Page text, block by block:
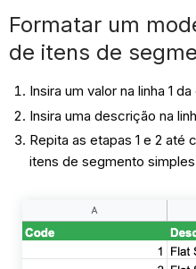
Formatar um
de itens de
Insira um valor na linha 1
Insira uma descrição na
Repita as etapas 1 e 2 até
itens de segmento